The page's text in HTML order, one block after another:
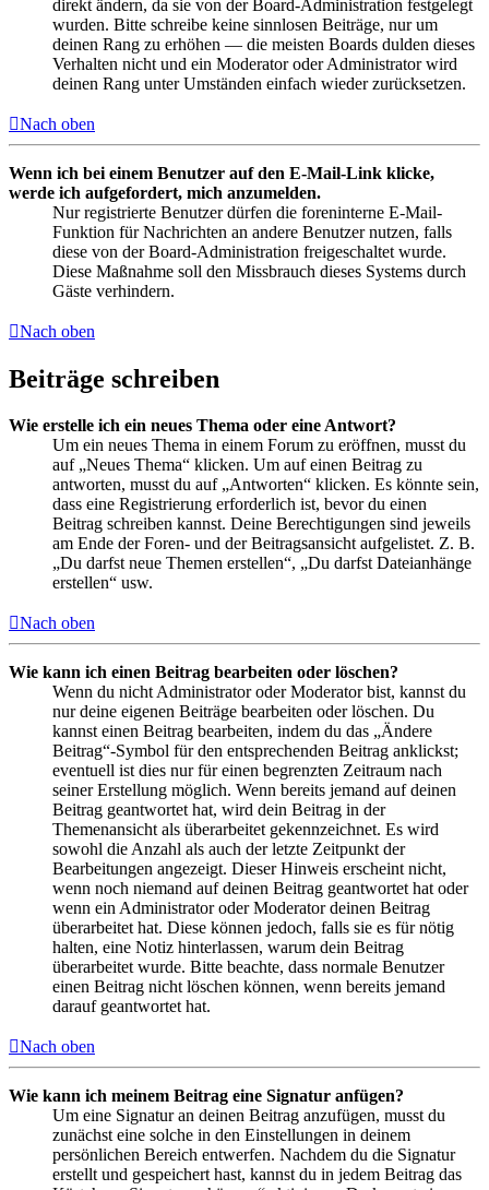
direkt ändern, da sie von der Board-Administration festgelegt
wurden. Bitte schreibe keine sinnlosen Beiträge, nur um
deinen Rang zu erhöhen — die meisten Boards dulden dieses
Verhalten nicht und ein Moderator oder Administrator wird
deinen Rang unter Umständen einfach wieder zurücksetzen.
Nach oben
Wenn ich bei einem Benutzer auf den E-Mail-Link klicke,
werde ich aufgefordert, mich anzumelden.
Nur registrierte Benutzer dürfen die foreninterne E-Mail-
Funktion für Nachrichten an andere Benutzer nutzen, falls
diese von der Board-Administration freigeschaltet wurde.
Diese Maßnahme soll den Missbrauch dieses Systems durch
Gäste verhindern.
Nach oben
Beiträge schreiben
Wie erstelle ich ein neues Thema oder eine Antwort?
Um ein neues Thema in einem Forum zu eröffnen, musst du
auf „Neues Thema“ klicken. Um auf einen Beitrag zu
antworten, musst du auf „Antworten“ klicken. Es könnte sein,
dass eine Registrierung erforderlich ist, bevor du einen
Beitrag schreiben kannst. Deine Berechtigungen sind jeweils
am Ende der Foren- und der Beitragsansicht aufgelistet. Z. B.
„Du darfst neue Themen erstellen“, „Du darfst Dateianhänge
erstellen“ usw.
Nach oben
Wie kann ich einen Beitrag bearbeiten oder löschen?
Wenn du nicht Administrator oder Moderator bist, kannst du
nur deine eigenen Beiträge bearbeiten oder löschen. Du
kannst einen Beitrag bearbeiten, indem du das „Ändere
Beitrag“-Symbol für den entsprechenden Beitrag anklickst;
eventuell ist dies nur für einen begrenzten Zeitraum nach
seiner Erstellung möglich. Wenn bereits jemand auf deinen
Beitrag geantwortet hat, wird dein Beitrag in der
Themenansicht als überarbeitet gekennzeichnet. Es wird
sowohl die Anzahl als auch der letzte Zeitpunkt der
Bearbeitungen angezeigt. Dieser Hinweis erscheint nicht,
wenn noch niemand auf deinen Beitrag geantwortet hat oder
wenn ein Administrator oder Moderator deinen Beitrag
überarbeitet hat. Diese können jedoch, falls sie es für nötig
halten, eine Notiz hinterlassen, warum dein Beitrag
überarbeitet wurde. Bitte beachte, dass normale Benutzer
einen Beitrag nicht löschen können, wenn bereits jemand
darauf geantwortet hat.
Nach oben
Wie kann ich meinem Beitrag eine Signatur anfügen?
Um eine Signatur an deinen Beitrag anzufügen, musst du
zunächst eine solche in den Einstellungen in deinem
persönlichen Bereich entwerfen. Nachdem du die Signatur
erstellt und gespeichert hast, kannst du in jedem Beitrag das